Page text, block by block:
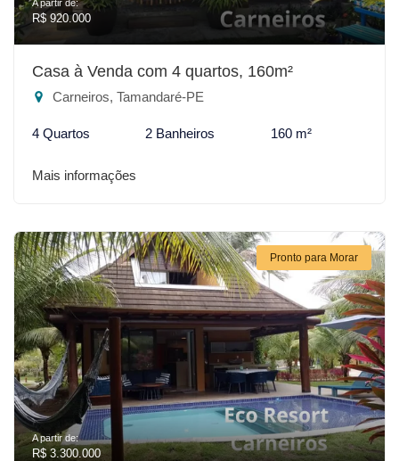
A partir de:
R$ 920.000
Casa à Venda com 4 quartos, 160m²
Carneiros, Tamandaré-PE
4 Quartos 2 Banheiros 160 m²
Mais informações
Pronto para Morar
A partir de:
R$ 3.300.000